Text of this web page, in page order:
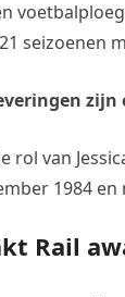
seizoenen
zijn
rol van
1984
Rail